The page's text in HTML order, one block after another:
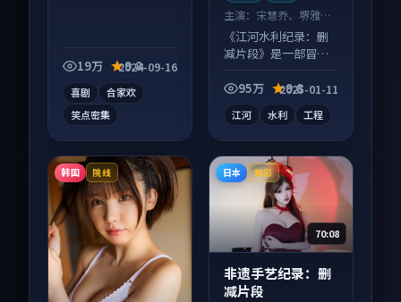
19万 9.8
2024-09-16
喜剧
合家欢
笑点密集
主演： 宋慧乔、堺雅人
等
《江河水利纪录：删
减片段》是一部冒险
讨论度高，适合配弹
95万 9.8
2025-01-11
江河 水利 工程
韩国 院线 日本 臻彩
70:08
非遗手艺纪录：删
减片段